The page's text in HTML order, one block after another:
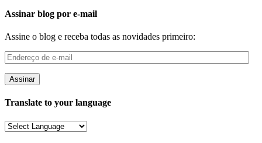
Assinar blog por e-mail
Assine o blog e receba todas as novidades primeiro:
Endereço
de
e-
mail
Translate to your language